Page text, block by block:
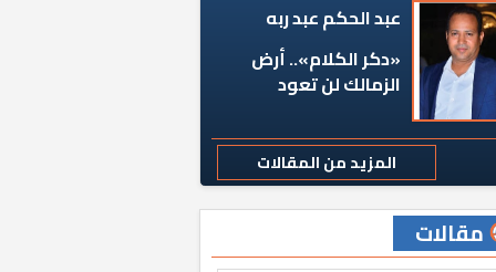
عبد الحكم عبد ربه
«دكر الكلام».. أرض
الزمالك لن تعود
المزيد من المقالات
مقالات